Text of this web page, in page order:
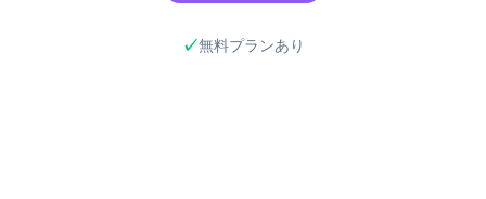
無料プランあり